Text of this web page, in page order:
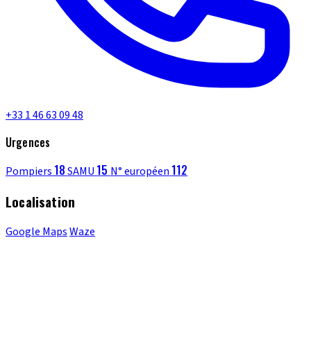
+33 1 46 63 09 48
Urgences
Pompiers 18SAMU 15 N° européen 112
Localisation
Google MapsWaze